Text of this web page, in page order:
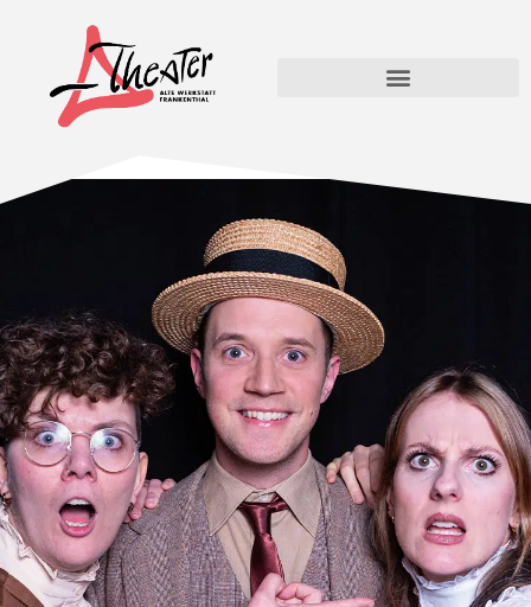
Is des doin Ernscht? –
Open Air